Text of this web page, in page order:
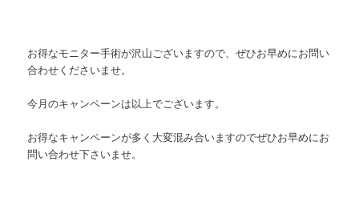
お得なモニター手術が沢山ございますので、ぜひお早めにお問い
合わせくださいませ。
今月のキャンペーンは以上でございます。
お得なキャンペーンが多く大変混み合いますのでぜひお早めにお
問い合わせ下さいませ。